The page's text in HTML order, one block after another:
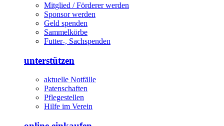
Mitglied / Förderer werden
Sponsor werden
Geld spenden
Sammelkörbe
Futter-, Sachspenden
unterstützen
aktuelle Notfälle
Patenschaften
Pflegestellen
Hilfe im Verein